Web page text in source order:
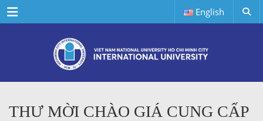
Menu English
THƯ MỜI CHÀO GIÁ CUNG CẤP